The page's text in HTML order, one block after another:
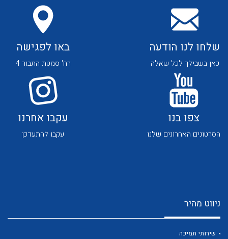
לכל מוצרי היצרן לכל מוצרי היצרן
לכל מוצרי היצרן לכל מוצרי היצרן
לכל מוצרי היצרן
שלחו לנו הודעה
כאן בשבילך לכל שאלה
באו לפגישה
רח' סמטת התבור 4
צפו בנו
הסרטונים האחרונים שלנו
עקבו אחרנו
עקבו להתעדכן
ניווט מהיר
שירותי תמיכה